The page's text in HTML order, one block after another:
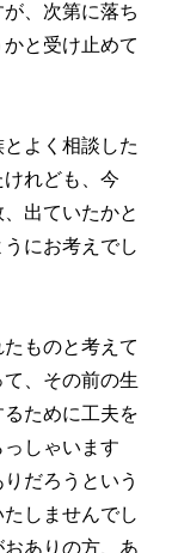
、次第に落ち
と受け止めて
よく相談した
けれども、今
出ていたかと
にお考えでし
ものと考えて
、その前の生
ために工夫を
しゃいます
だろうという
しませんでし
ありの方、あ